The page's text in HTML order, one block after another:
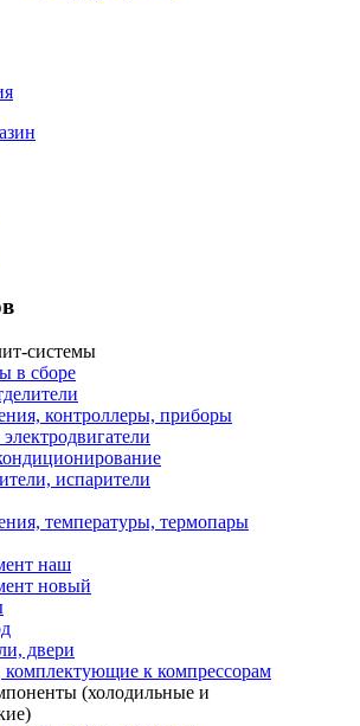
системы
в сборе
контроллеры, приборы
испарители
температуры, термопары
наш
новый
двери
к компрессорам
(холодильные и